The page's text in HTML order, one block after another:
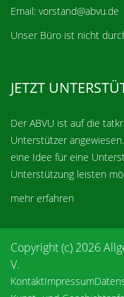
Email: vorstand@abvu.de
Unser Büro ist nicht
JETZT
Der ABVU ist auf die
Unterstützer
eine Idee für eine
Unterstützung leisten
mehr erfahren
Copyright (c) 2026
V.
KontaktImpressum